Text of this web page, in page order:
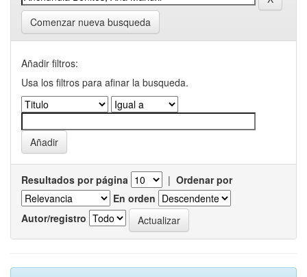
Comenzar nueva busqueda
Añadir filtros:
Usa los filtros para afinar la busqueda.
Resultados por página | Ordenar por
En orden
Autor/registro